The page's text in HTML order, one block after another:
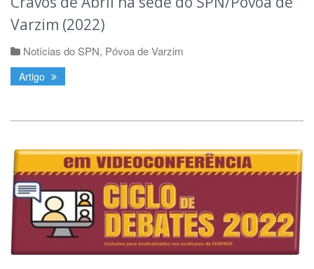
Varzim (2022)
Notícias do SPN, Póvoa de Varzim
Artigo